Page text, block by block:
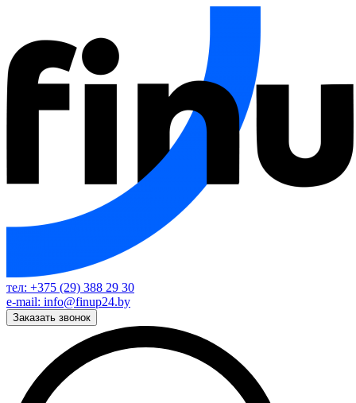
тел: +375 (29) 388 29 30
e-mail: info@finup24.by
Заказать звонок